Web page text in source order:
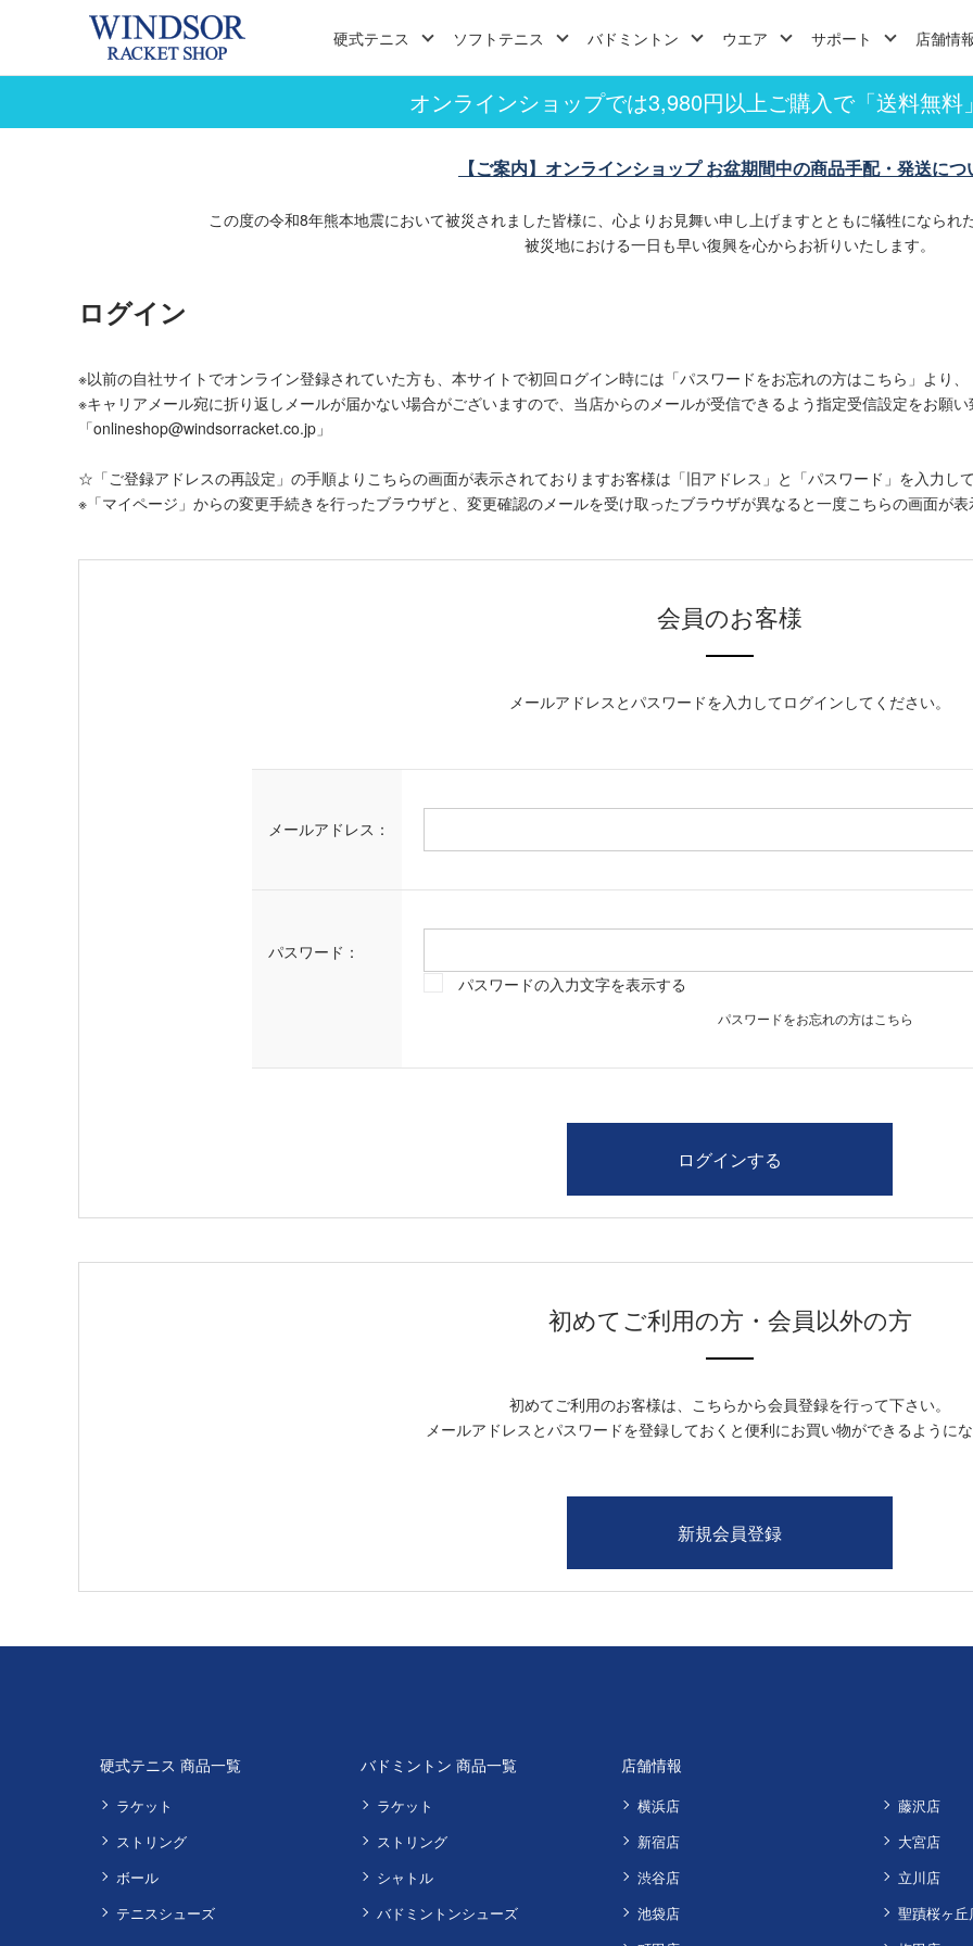
硬式テニス ソフトテニス バドミントン ウエア サポート 店舗情
オンラインショップでは3,980円以上ご購入で「送料無料
【ご案内】オンラインショップ お盆期間中の商品手配・発送につ
この度の令和8年熊本地震において被災されました皆様に、心よりお見舞い申し上げますとともに犠牲になられ
被災地における一日も早い復興を心からお祈りいたします。
ログイン
※以前の自社サイトでオンライン登録されていた方も、本サイトで初回ログイン時には「パスワードをお忘れの方はこちら」より
※キャリアメール宛に折り返しメールが届かない場合がございますので、当店からのメールが受信できるよう指定受信設定をお願
「onlineshop@windsorracket.co.jp」
☆「ご登録アドレスの再設定」の手順よりこちらの画面が表示されておりますお客様は「旧アドレス」と「パスワード」を入力し
※「マイページ」からの変更手続きを行ったブラウザと、変更確認のメールを受け取ったブラウザが異なると一度こちらの画面が
会員のお客様
メールアドレスとパスワードを入力してログインしてください。
メールアドレス：
パスワード：
パスワードの入力文字を表示する
パスワードをお忘れの方はこちら
初めてご利用の方・会員以外の方
初めてご利用のお客様は、こちらから会員登録を行って下さい。
メールアドレスとパスワードを登録しておくと便利にお買い物ができるように
硬式テニス 商品一覧
ラケット
ストリング
ボール
テニスシューズ
バドミントン 商品一覧
ラケット
ストリング
シャトル
バドミントンシューズ
店舗情報
横浜店
新宿店
渋谷店
池袋店
藤沢店
大宮店
立川店
聖蹟桜ヶ丘